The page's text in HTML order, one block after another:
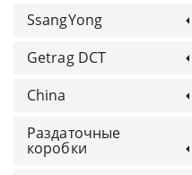
SsangYong
Getrag DCT
China
Раздаточные
коробки